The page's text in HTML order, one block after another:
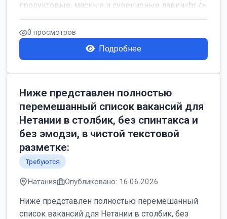
продуктовые, мясные и сувенирные лавки<br />
Разнорабочий на сборку м...
0 просмотров
Подробнее
Ниже представлен полностью
перемешанный список вакансий для
Нетании в столбик, без спинтакса и
без эмодзи, в чистой текстовой
разметке:
Требуются
Натания Опубликовано: 16.06.2026
Ниже представлен полностью перемешанный
список вакансий для Нетании в столбик, без